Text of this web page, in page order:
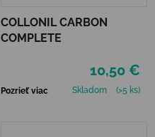
COLLONIL CARBON
COMPLETE
10,50 €
Pozrieť viac Skladom (>5 ks)